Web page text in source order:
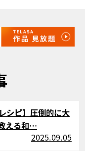
シピ】圧倒的に大
える和…
2025.09.05